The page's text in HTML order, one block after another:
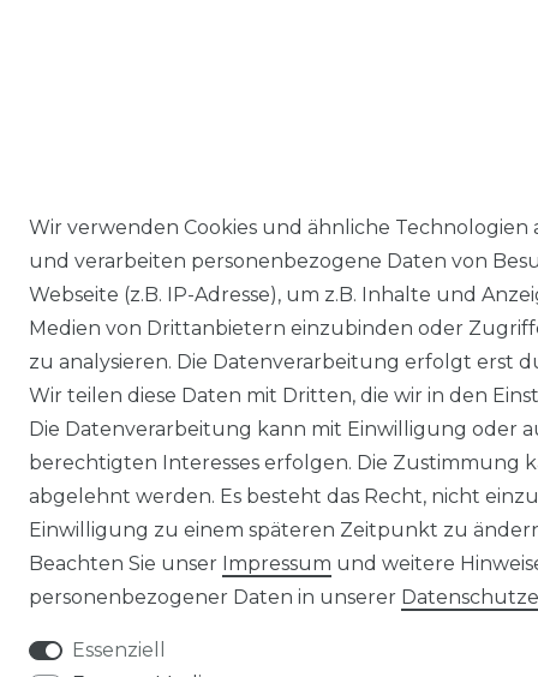
Wir verwenden Cookies und ähnliche Technologien
und verarbeiten personenbezogene Daten von
Webseite (z.B. IP-Adresse), um z.B. Inhalte und
Medien von Drittanbietern einzubinden oder
zu analysieren. Die Datenverarbeitung erfolgt erst
Wir teilen diese Daten mit Dritten, die wir in den
Die Datenverarbeitung kann mit Einwilligung oder
berechtigten Interesses erfolgen. Die Zustimmung
abgelehnt werden. Es besteht das Recht, nicht
Einwilligung zu einem späteren Zeitpunkt zu
Beachten Sie unser Impressum und weitere
personenbezogener Daten in unserer
Essenziell